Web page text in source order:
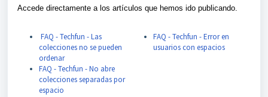
Accede directamente a los artículos que hemos ido publicando.
FAQ - Techfun - Las
colecciones no se pueden
ordenar
FAQ - Techfun - No abre
colecciones separadas por
espacio
FAQ - Techfun - Error en
usuarios con espacios